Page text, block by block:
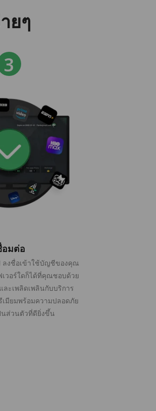
ยๆ
อมต่อ
ลงชื่อเข้าใช้บัญชีของคุณ
เวอร์ใดก็ได้ที่คุณชอบด้วย
ละเพลิดเพลินกับบริการ
เมียมพร้อมความปลอดภัย
นส่วนตัวที่ดียิ่งขึ้น